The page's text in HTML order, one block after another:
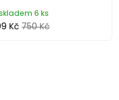
6 ks
Kč 750 Kč